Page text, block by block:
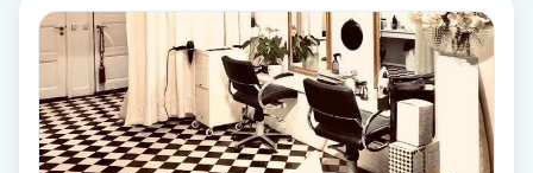
Katun fransar
Kemisk peeling
Keratinbehandling